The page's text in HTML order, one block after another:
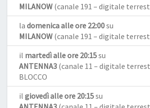
MILANOW (canale 191 – digitale
la domenica alle ore 22:00su
MILANOW (canale 191 – digitale
il martedì alle ore 20:15su
ANTENNA3 (canale 11 – digitale
BLOCCO
il giovedì alle ore 20:15su